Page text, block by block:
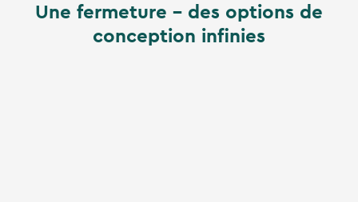
Une fermeture - des options de
conception infinies